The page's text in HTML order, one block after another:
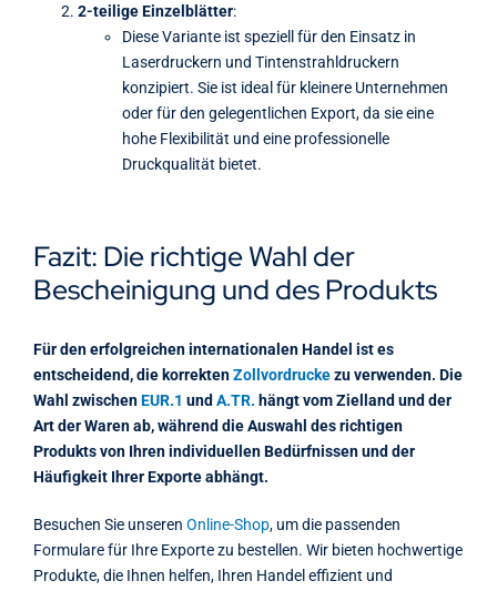
2-teilige Einzelblätter:
Diese Variante ist speziell für den Einsatz in
Laserdruckern und Tintenstrahldruckern
konzipiert. Sie ist ideal für kleinere Unternehmen
oder für den gelegentlichen Export, da sie eine
hohe Flexibilität und eine professionelle
Druckqualität bietet.
Fazit: Die richtige Wahl der
Bescheinigung und des Produkts
Für den erfolgreichen internationalen Handel ist es
entscheidend, die korrektenZollvordruckezu verwenden. Die
Wahl zwischenEUR.1 und A.TR. hängt vom Zielland und der
Art der Waren ab, während die Auswahl des richtigen
Produkts von Ihren individuellen Bedürfnissen und der
Häufigkeit Ihrer Exporte abhängt.
Besuchen Sie unseren Online-Shop, um die passenden
Formulare für Ihre Exporte zu bestellen. Wir bieten hochwertige
Produkte, die Ihnen helfen, Ihren Handel effizient und